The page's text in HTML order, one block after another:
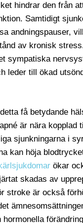
hindrar den från
Samtidigt
andningspauser,
av kronisk
sympatiska
leder till ökad
få betydande
är nära kopplad
sjunkningarna i
kan höja
ökar
skadas av
stroke är också